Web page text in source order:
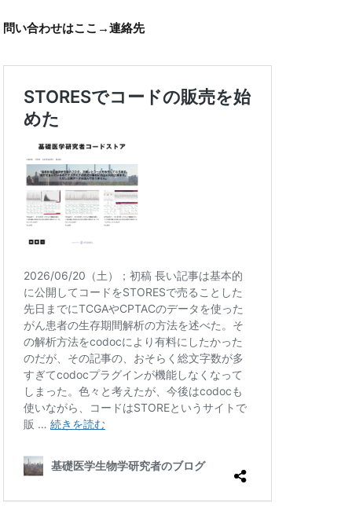
問い合わせはここ→連絡先